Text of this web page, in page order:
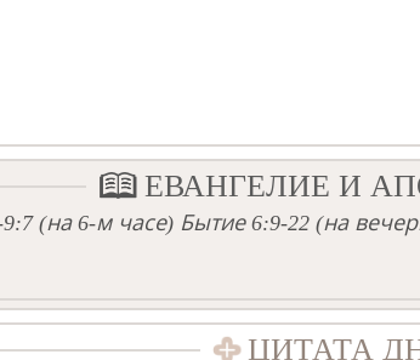
ЕВАНГЕЛИЕ И
(на 6-м часе) Бытие 6:9-22(на
ЦИТАТА